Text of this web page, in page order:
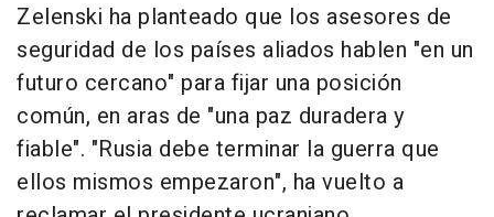
Zelenski ha planteado que los asesores de
seguridad de los países aliados hablen "en un
futuro cercano" para fijar una posición
común, en aras de "una paz duradera y
fiable". "Rusia debe terminar la guerra que
ellos mismos empezaron", ha vuelto a